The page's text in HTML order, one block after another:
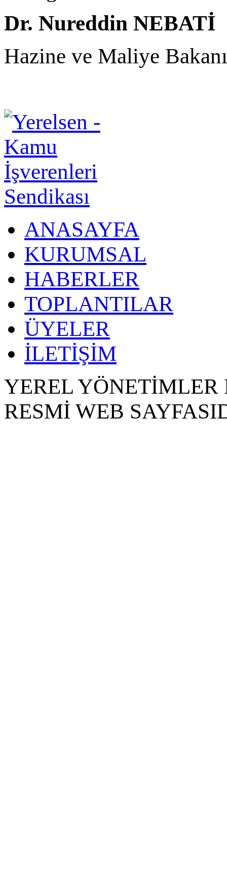
Dr. Nureddin NEBATİ
Hazine ve Maliye Bakanı
ANASAYFA
KURUMSAL
HABERLER
TOPLANTILAR
ÜYELER
İLETİŞİM
YEREL
RESMİ WEB